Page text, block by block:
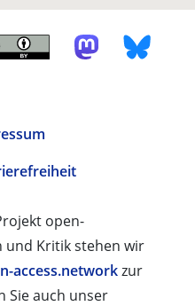
open-
und Kritik stehen wir
access.networkzur
Sie auch unser